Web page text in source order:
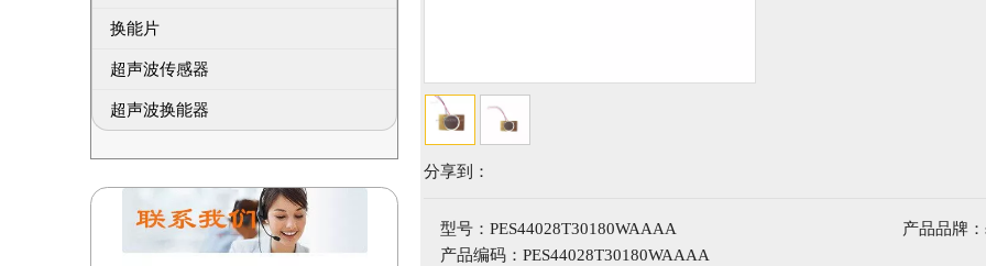
换能片
超声波传感器
超声波换能器
分享到：
型号： PES44028T30180WAAAA 产品品牌：
产品编码： PES44028T30180WAAAA